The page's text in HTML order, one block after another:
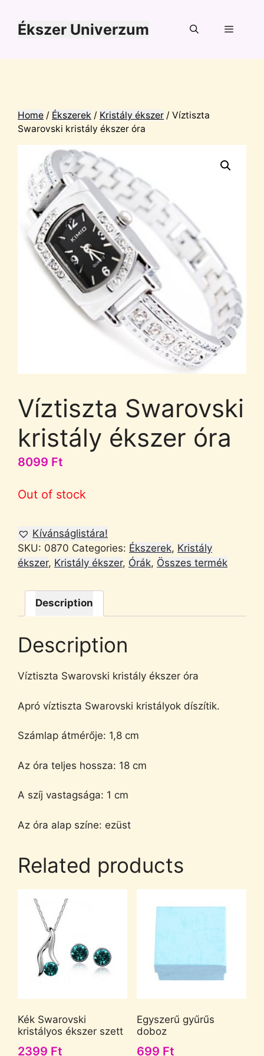
tartalomba
Ékszer Univerzum
Home / Ékszerek / Kristály ékszer / Víztiszta
Swarovski kristály ékszer óra
Víztiszta Swarovski
kristály ékszer óra
8099 Ft
Out of stock
Kívánságlistára!
SKU: 0870 Categories: Ékszerek, Kristály
ékszer, Kristály ékszer, Órák, Összes termék
Description
Description
Víztiszta Swarovski kristály ékszer óra
Apró víztiszta Swarovski kristályok díszítik.
Számlap átmérője: 1,8 cm
Az óra teljes hossza: 18 cm
A szíj vastagsága: 1 cm
Az óra alap színe: ezüst
Related products
Kék Swarovski
kristályos ékszer szett
2399 Ft
Egyszerű gyűrűs
doboz
699 Ft